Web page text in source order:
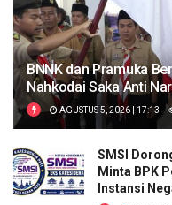
BNNK dan Pramuka
Nahkodai Saka Anti
AGUSTUS 5, 2026 | 17:13
SMSI
Minta BPK
Instansi